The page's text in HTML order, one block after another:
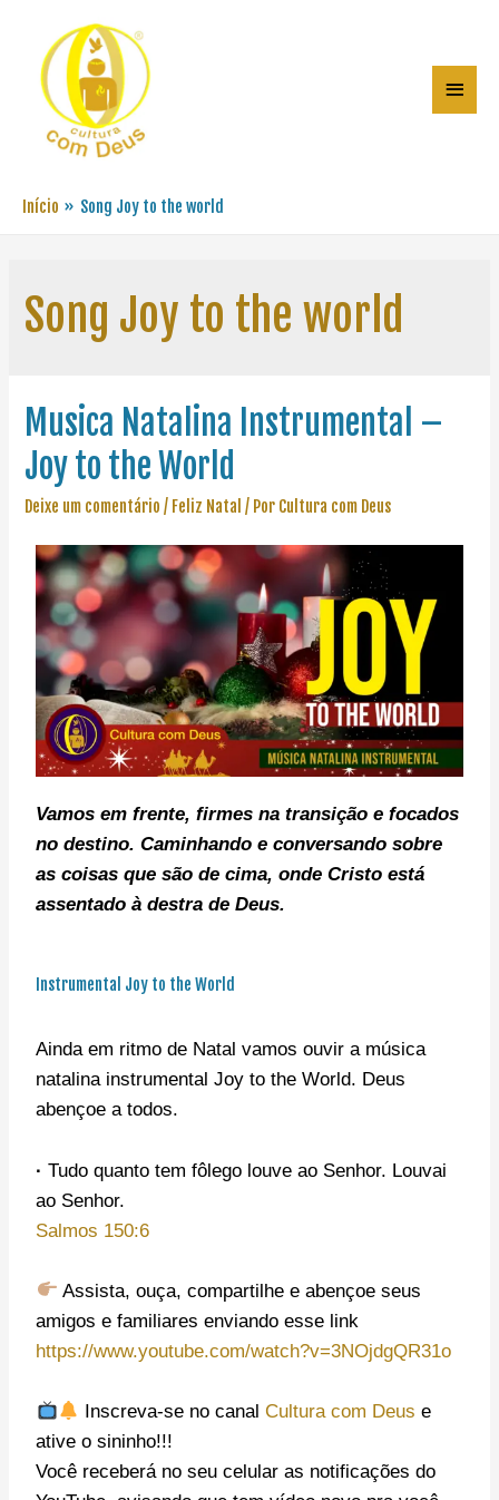
Início Song Joy to the world
Song Joy to the world
Musica Natalina Instrumental –
Joy to the World
Deixe um comentário / Feliz Natal / Por Cultura com Deus
Vamos em frente, firmes na transição e focados
no destino. Caminhando e conversando sobre
as coisas que são de cima, onde Cristo está
assentado à destra de Deus.
Instrumental Joy to the World
Ainda em ritmo de Natal vamos ouvir a música
natalina instrumental Joy to the World. Deus
abençoe a todos.
· Tudo quanto tem fôlego louve ao Senhor. Louvai
ao Senhor.
Salmos 150:6
Assista, ouça, compartilhe e abençoe seus
amigos e familiares enviando esse link
https://www.youtube.com/watch?v=3NOjdgQR31o
Inscreva-se no canalCultura com Deus e
ative o sininho!!!
Você receberá no seu celular as notificações do